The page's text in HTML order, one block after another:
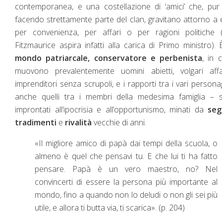
contemporanea, e una costellazione di ‘amici’ che,
facendo strettamente parte del clan, gravitano attorno a
per convenienza, per affari o per ragioni politiche
Fitzmaurice aspira infatti alla carica di Primo ministro).
mondo patriarcale, conservatore e perbenista, in
muovono prevalentemente uomini abietti, volgari
imprenditori senza scrupoli, e i rapporti tra i vari
anche quelli tra i membri della medesima famiglia –
improntati all’ipocrisia e all’opportunismo, minati da
tradimenti e rivalità vecchie di anni.
«Il migliore amico di papà dai tempi della scuola, o
almeno è quel che pensavi tu. E che lui ti ha fatto
pensare. Papà è un vero maestro, no? Nel
convincerti di essere la persona più importante al
mondo, fino a quando non lo deludi o non gli sei più
utile, e allora ti butta via, ti scarica». (p. 204)